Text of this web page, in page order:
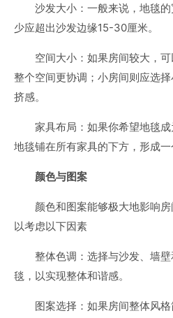
沙发大小：一般来说，地毯
少应超出沙发边缘15-30厘米。
空间大小：如果房间较大，
整个空间更协调；小房间则应选
挤感。
家具布局：如果你希望地毯
地毯铺在所有家具的下方，形成一
颜色与图案
颜色和图案能够极大地影响
以考虑以下因素
整体色调：选择与沙发、墙
毯，以实现整体和谐感。
图案选择：如果房间整体风